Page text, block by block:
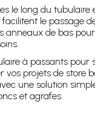
le long du tubulaire
le passage
anneaux de bas
à passants pour
vos projets de store
une solution
et agrafes.